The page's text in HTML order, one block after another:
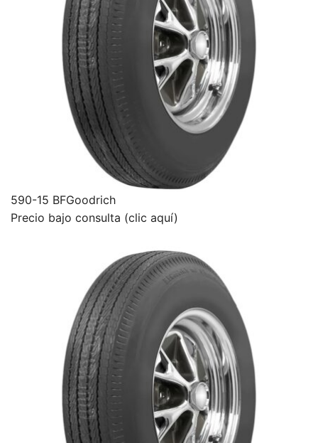
590-15 BFGoodrich
Precio bajo consulta (clic aquí)